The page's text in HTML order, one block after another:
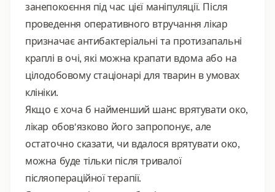
занепокоєння під час цієї маніпуляції. Після
проведення оперативного втручання лікар
призначає антибактеріальні та протизапальні
краплі в очі, які можна крапати вдома або на
цілодобовому стаціонарі для тварин в умовах
клініки.
Якщо є хоча б найменший шанс врятувати око,
лікар обов'язково його запропонує, але
остаточно сказати, чи вдалося врятувати око,
можна буде тільки після тривалої
післяопераційної терапії.